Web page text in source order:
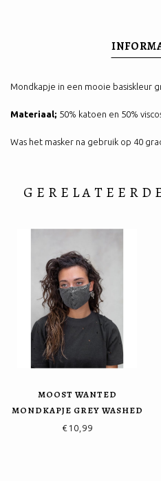
Mondkapje in een mooie basiskleur
Materiaal; 50% katoen en 50%
Was het masker na gebruik op 40
MOOST WANTED
MONDKAPJE GREY WASHED
€10,99